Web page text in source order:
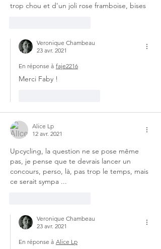
trop chou et d'un joli rose framboise, bises
Veronique Chambeau
23 avr. 2021
En réponse à faje2216
Merci Faby !
Alice Lp
12 avr. 2021
Upcycling, la question ne se pose même
pas, je pense que te devrais lancer un
concours, perso, là, pas trop le temps, mais
ce serait sympa ...
Veronique Chambeau
23 avr. 2021
En réponse à Alice Lp